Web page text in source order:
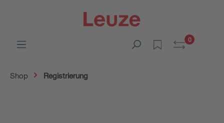
0
Shop Registrierung